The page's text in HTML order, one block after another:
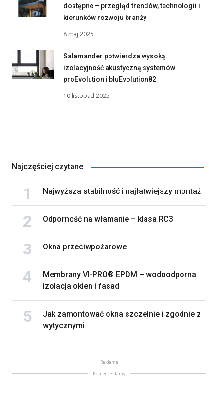
dostępne – przegląd trendów, technologii i
kierunków rozwoju branży
8 maj 2026
Salamander potwierdza wysoką
izolacyjność akustyczną systemów
proEvolution i bluEvolution82
10 listopad 2025
Najczęściej czytane
Najwyższa stabilność i najłatwiejszy montaż
Odporność na włamanie – klasa RC3
Okna przeciwpożarowe
Membrany VI-PRO® EPDM – wodoodporna
izolacja okien i fasad
Jak zamontować okna szczelnie i zgodnie z
wytycznymi
Reklama
Koniec reklamy